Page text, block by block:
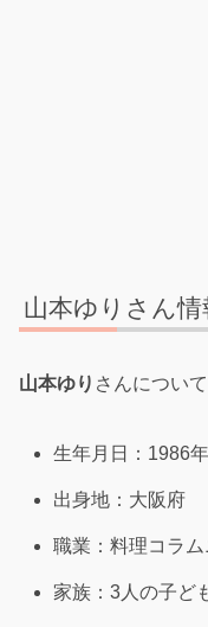
山本ゆりさん情
山本ゆり さんについ
生年月日：1986
出身地：大阪府
職業：料理コラ
家族：3人の子ど